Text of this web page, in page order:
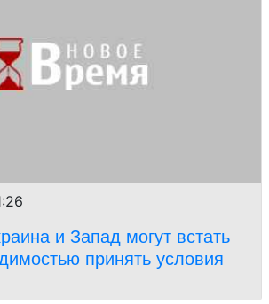
и Запад могут встать
принять условия